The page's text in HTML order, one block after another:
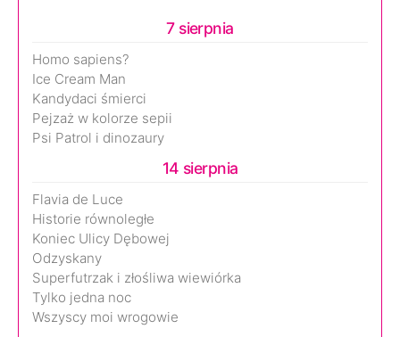
7 sierpnia
Homo sapiens?
Ice Cream Man
Kandydaci śmierci
Pejzaż w kolorze sepii
Psi Patrol i dinozaury
14 sierpnia
Flavia de Luce
Historie równoległe
Koniec Ulicy Dębowej
Odzyskany
Superfutrzak i złośliwa wiewiórka
Tylko jedna noc
Wszyscy moi wrogowie